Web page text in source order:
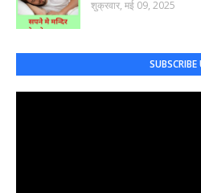
शुक्रवार, मई 09, 2025
SUBSCRIBE